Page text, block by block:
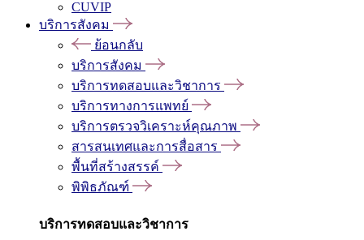
CUVIP
บริการสังคม
ย้อนกลับ
บริการสังคม
บริการทดสอบและวิชาการ
บริการทางการแพทย์
บริการตรวจวิเคราะห์คุณภาพ
สารสนเทศและการสื่อสาร
พื้นที่สร้างสรรค์
พิพิธภัณฑ์
บริการทดสอบและวิชาการ